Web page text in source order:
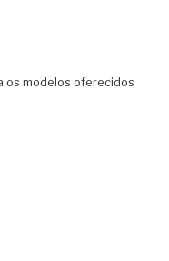
os modelos oferecidos